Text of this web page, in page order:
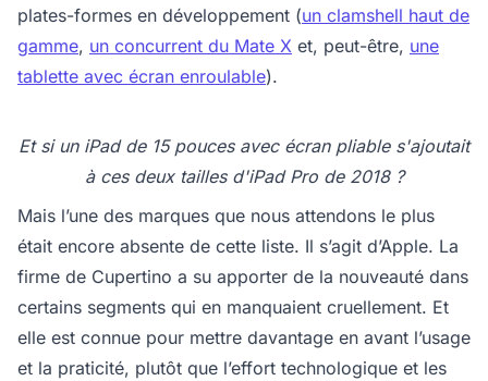
plates-formes en développement (un clamshell haut de
gamme, un concurrent du Mate X et, peut-être, une
tablette avec écran enroulable).
Et si un iPad de 15 pouces avec écran pliable s'ajoutait
à ces deux tailles d'iPad Pro de 2018 ?
Mais l’une des marques que nous attendons le plus
était encore absente de cette liste. Il s’agit d’Apple. La
firme de Cupertino a su apporter de la nouveauté dans
certains segments qui en manquaient cruellement. Et
elle est connue pour mettre davantage en avant l’usage
et la praticité, plutôt que l’effort technologique et les